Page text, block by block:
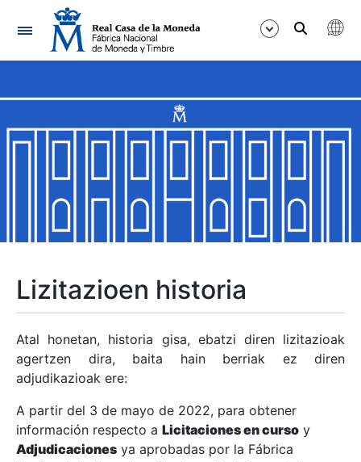
Nabigazioa
Erakutsi/Ezkutatu
Erakutsi/Ezkutatu
Erakutsi/Ezkutatu
Erakutsi/Ezkutatu
Erakutsi/Ezkutatu
Erakutsi/Ezkutatu
Lizitazioen historia
Atal honetan, historia gisa, ebatzi diren lizitazioak
agertzen dira, baita hain berriak ez diren
adjudikazioak ere:
A partir del 3 de mayo de 2022, para obtener
información respecto a Licitaciones en curso y
Adjudicaciones ya aprobadas por la Fábrica